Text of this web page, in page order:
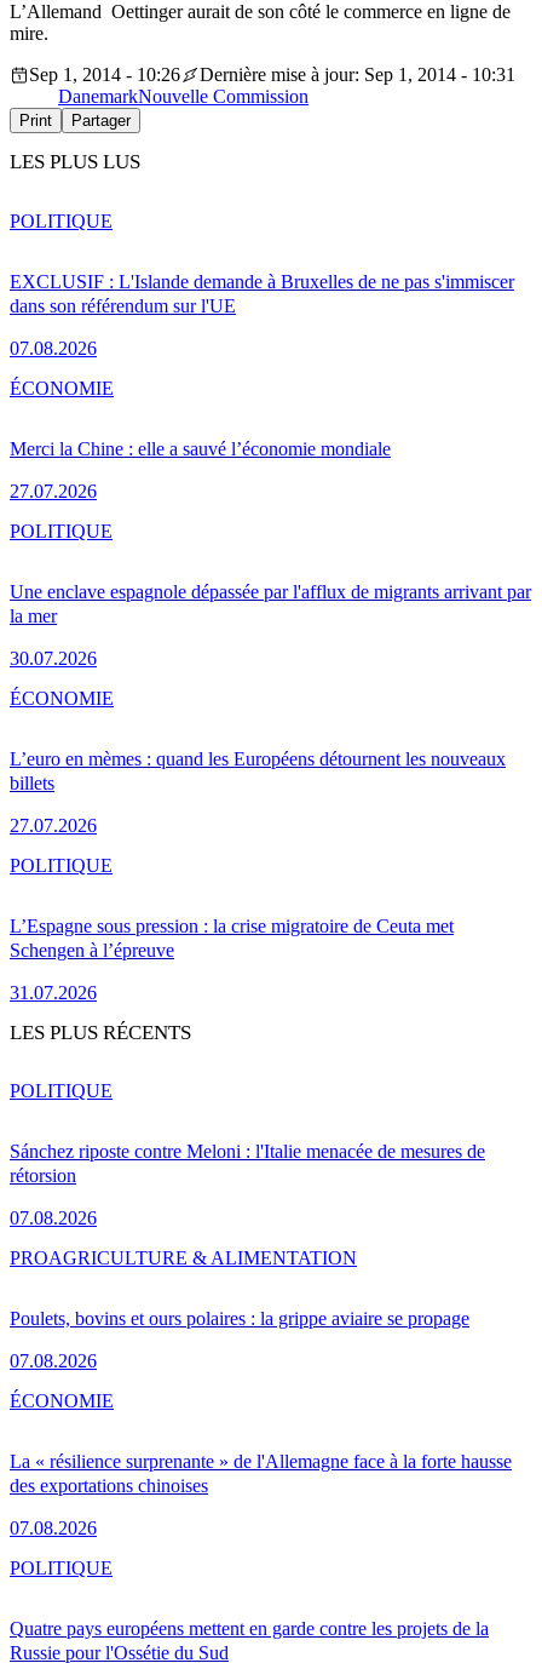
L’Allemand Oettinger aurait de son côté le commerce en ligne de
mire.
Sep 1, 2014 - 10:26
Dernière mise à jour: Sep 1, 2014 - 10:31
DanemarkNouvelle Commission
Print Partager
LES PLUS LUS
EXCLUSIF : L'Islande demande à Bruxelles de ne pas s'immiscer
dans son référendum sur l'UE
07.08.2026
POLITIQUE
Merci la Chine : elle a sauvé l’économie mondiale
27.07.2026
ÉCONOMIE
Une enclave espagnole dépassée par l'afflux de migrants arrivant par
la mer
30.07.2026
POLITIQUE
L’euro en mèmes : quand les Européens détournent les nouveaux
billets
27.07.2026
ÉCONOMIE
L’Espagne sous pression : la crise migratoire de Ceuta met
Schengen à l’épreuve
31.07.2026
POLITIQUE
LES PLUS RÉCENTS
Sánchez riposte contre Meloni : l'Italie menacée de mesures de
rétorsion
07.08.2026
POLITIQUE
Poulets, bovins et ours polaires : la grippe aviaire se propage
07.08.2026
PROAGRICULTURE & ALIMENTATION
La « résilience surprenante » de l'Allemagne face à la forte hausse
des exportations chinoises
07.08.2026
ÉCONOMIE
Quatre pays européens mettent en garde contre les projets de la
Russie pour l'Ossétie du Sud
POLITIQUE